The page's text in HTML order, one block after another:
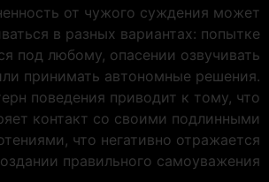
от чужого суждения может
в разных вариантах: попытке
под любому, опасении озвучивать
принимать автономные решения.
поведения приводит к тому, что
контакт со своими подлинными
что негативно отражается
правильного самоуважения.